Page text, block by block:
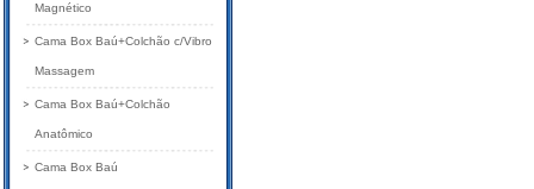
Magnético
Cama Box Baú+Colchão c/Vibro
Massagem
Cama Box Baú+Colchão
Anatômico
Cama Box Baú